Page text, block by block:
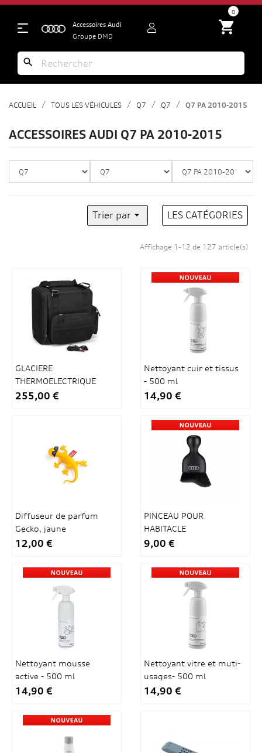
shopping_cart
0
Accessoires Audi
Groupe DMD
search
ACCUEIL TOUS LES VÉHICULES Q7 Q7 Q7 PA 2010-2015
ACCESSOIRES AUDI Q7 PA 2010-2015
Trier par  LES CATÉGORIES
Affichage 1-12 de 127 article(s)
GLACIERE
THERMOELECTRIQUE
14L
255,00 €
Nettoyant cuir et tissus
- 500 ml
14,90 €
Diffuseur de parfum
Gecko, jaune
12,00 €
PINCEAU POUR
HABITACLE
9,00 €
Nettoyant mousse
active - 500 ml
14,90 €
Nettoyant vitre et muti-
usages- 500 ml
14,90 €